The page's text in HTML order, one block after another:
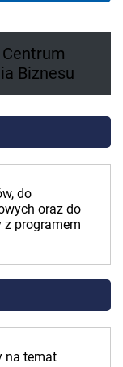
Biznesu
do
oraz do
z programem
na temat